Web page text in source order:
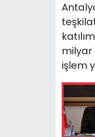
milyar
işlem